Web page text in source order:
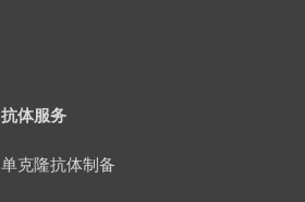
抗体服务
单克隆抗体制备